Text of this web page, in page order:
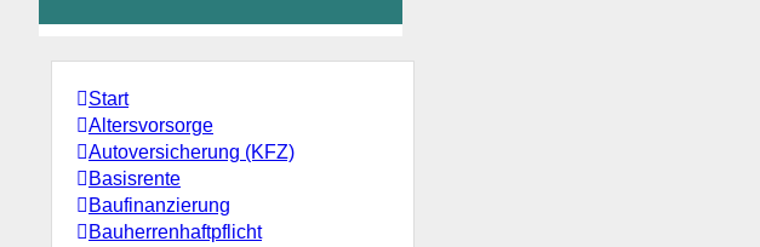
Start
Altersvorsorge
Autoversicherung (KFZ)
Basisrente
Baufinanzierung
Bauherrenhaftpflicht